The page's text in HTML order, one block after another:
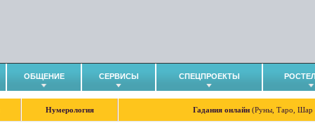
ОБЩЕНИЕ СЕРВИСЫ СПЕЦПРОЕКТЫ
Нумерология Гадания онлайн (Руны, Таро, Шар